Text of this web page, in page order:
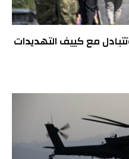
مع كييف التهديدات